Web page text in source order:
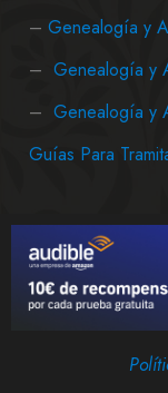
– Genealogía y
– Genealogía y
– Genealogía y
Guías Para